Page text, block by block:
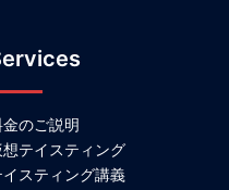
金のご説明
想テイスティング
イスティング講義